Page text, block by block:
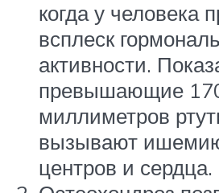
когда у человека
всплеск
активности.
превышающие
миллиметров
вызывают
центров и сердца.